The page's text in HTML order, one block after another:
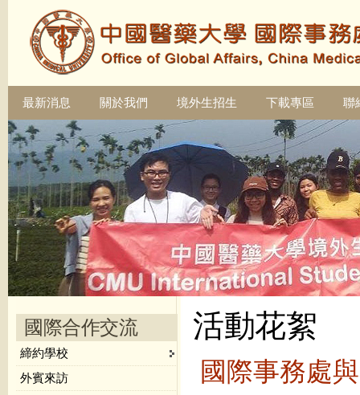
最新消息 關於我們 境外生招生 下載專區 聯
活動花絮
國際事務處
國際合作交流
締約學校
外賓來訪